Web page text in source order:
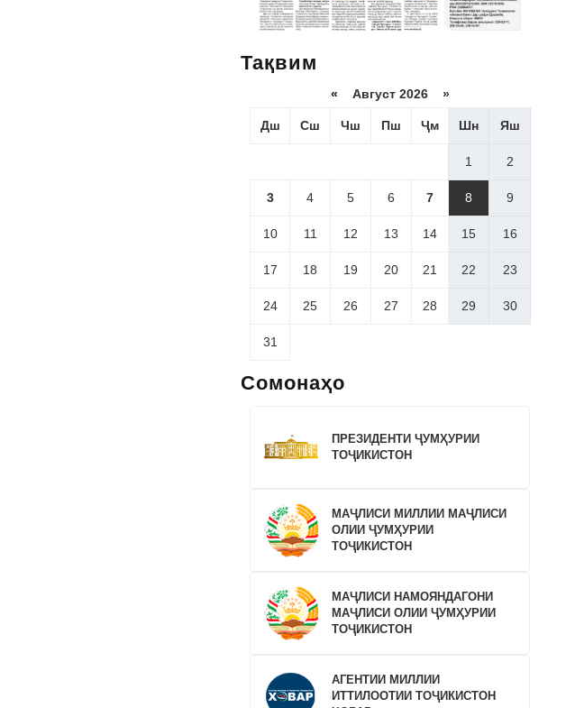
Тақвим
« Август 2026 »
Дш Сш Чш Пш Ҷм Шн Яш
1 2
3 4 5 6 7 8 9
10 11 12 13 14 15 16
17 18 19 20 21 22 23
24 25 26 27 28 29 30
31
Сомонаҳо
ПРЕЗИДЕНТИ ҶУМҲУРИИ
ТОҶИКИСТОН
МАҶЛИСИ МИЛЛИИ МАҶЛИСИ
ОЛИИ ҶУМҲУРИИ
ТОҶИКИСТОН
МАҶЛИСИ НАМОЯНДАГОНИ
МАҶЛИСИ ОЛИИ ҶУМҲУРИИ
ТОҶИКИСТОН
АГЕНТИИ МИЛЛИИ
ИТТИЛООТИИ ТОҶИКИСТОН